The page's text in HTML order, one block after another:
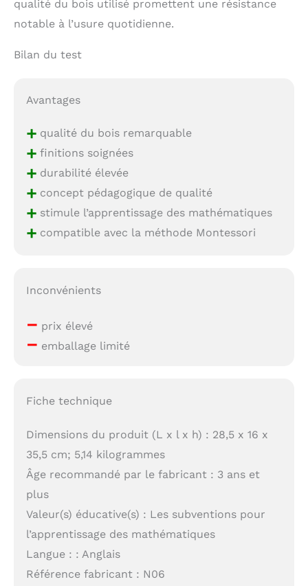
environnement
d'apprentissage sain
classes nombreuses,
pour les élèves
qualité du bois utilisé promettent une résistance
notable à l’usure quotidienne.
Bilan du test
Avantages
+qualité du bois remarquable
+finitions soignées
+durabilité élevée
+concept pédagogique de qualité
+stimule l’apprentissage des mathématiques
+compatible avec la méthode Montessori
Inconvénients
– prix élevé
– emballage limité
Fiche technique
Dimensions du produit (L x l x h) : 28,5 x 16 x
35,5 cm; 5,14 kilogrammes
Âge recommandé par le fabricant : 3 ans et
plus
Valeur(s) éducative(s) : Les subventions pour
l’apprentissage des mathématiques
Langue : : Anglais
Référence fabricant : N06